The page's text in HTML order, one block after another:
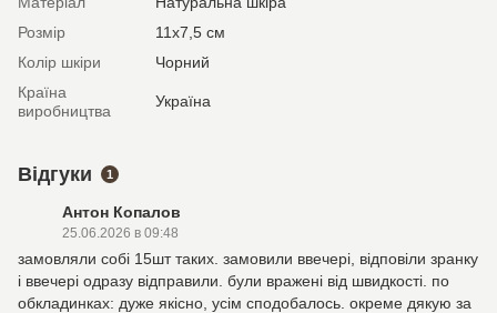
Розмір
11х7,5 см
Колір шкіри
Чорний
Країна
виробництва
Україна
Відгуки 1
Антон Копалов
25.06.2026 в 09:48
замовляли собі 15шт таких. замовили ввечері, відповіли зранку
і ввечері одразу відправили. були вражені від швидкості. по
обкладинках: дуже якісно, усім сподобалось. окреме дякую за